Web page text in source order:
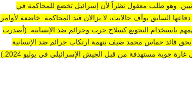
وهو طلب معقول نظراً لأن إسرائيل تخضع للمحاكمة في
السابق يوآف جالانت، لا يزالان قيد المحاكمة. خاضعة لأوامر
باستخدام التجويع كسلاح حرب وجرائم ضد الإنسانية. (أصدرت
بحق قائد حماس محمد ضيف بتهمة ارتكاب جرائم ضد الإنسانية
غارة جوية مستهدفة
من قبل الجيش الإسرائيلي في يوليو 2024.)